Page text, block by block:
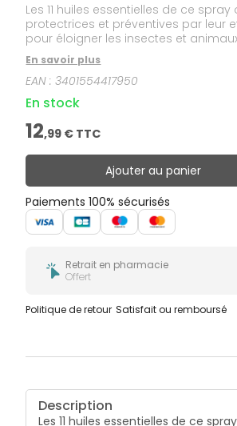
Les 11 huiles essentielles de ce
protectrices et préventives par leur
pour éloigner les insectes et
que : moustiques, guêpes, abeilles,
tiques, aoûtats, mouches, cousins,
. Elles sont également anti-inflammatoires,
antiseptiques, antalgiques et
cellulaires et sont donc idéales en
pour désinfecter, apaiser la douleur
démangeaison. Elles facilitent, de
cicatrisation. Très efficaces, elles agissent par
pénétration épidermique, leurs
niveau même de la zone à traiter
rapidement et immédiatement.
En savoir plus
EAN :3401554417950
En stock
12,99 € TTC
Ajouter au panier
Paiements 100% sécurisés
Retrait en pharmacie
Offert
Politique de retour Satisfait ou remboursé
Description
Les 11 huiles essentielles de ce